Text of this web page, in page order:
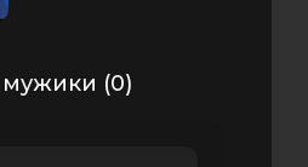
(0)